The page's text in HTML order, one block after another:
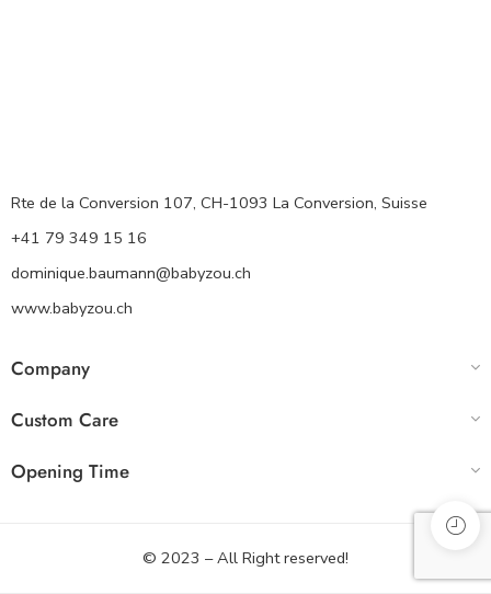
Rte de la Conversion 107, CH-1093 La Conversion, Suisse
+41 79 349 15 16
dominique.baumann@babyzou.ch
www.babyzou.ch
Company
Custom Care
Opening Time
© 2023 – All Right reserved!